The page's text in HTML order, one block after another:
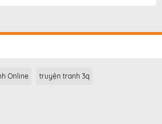
Online truyện tranh 3q